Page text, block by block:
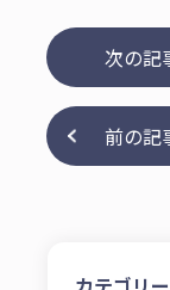
前の記
次の記